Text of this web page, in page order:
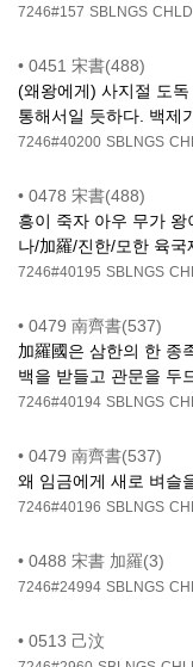
7246#157 SBLNGS
• 0451 宋書(488)
(왜왕에게) 사지절 도
통해서일 듯하다. 백제
7246#40200 SBLNGS
• 0478 宋書(488)
흥이 죽자 아우 무가
나/加羅/진한/모한 육국
7246#40195 SBLNGS
• 0479 南齊書(537)
加羅國은 삼한의 한 종
백을 받들고 관문을 두
7246#40194 SBLNGS
• 0479 南齊書(537)
왜 임금에게 새로 벼슬
7246#40196 SBLNGS
• 0488 宋書 加羅(3)
7246#24994 SBLNGS
• 0513 己汶